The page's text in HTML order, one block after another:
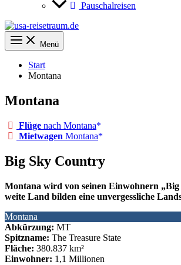
Pauschalreisen
Menü
Start
Montana
Montana
Flüge nach Montana
Mietwagen Montana
Big Sky Country
Montana wird von seinen Einwohnern
weite Land bilden eine unvergessliche
Montana
Abkürzung: MT
Spitzname: The Treasure State
Fläche: 380.837 km²
Einwohner: 1,1 Millionen